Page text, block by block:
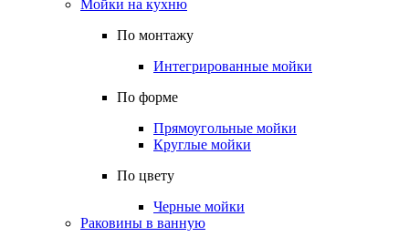
Мойки на кухню
По монтажу
Интегрированные мойки
По форме
Прямоугольные мойки
Круглые мойки
По цвету
Черные мойки
Раковины в ванную